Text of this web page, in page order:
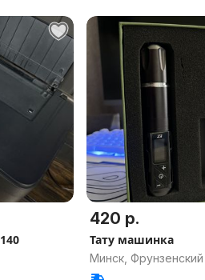
420 р.
Тату машинка
Минск, Фрунзенский